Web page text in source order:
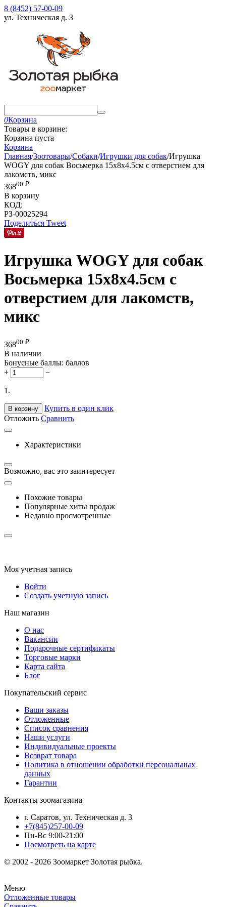
8 (8452) 57-00-09
ул. Техническая д. 3
0Корзина
Товары в корзине:
Корзина пуста
Корзина
Главная/Зоотовары/Собаки/Игрушки для собак/Игрушка
WOGY для собак Восьмерка 15х8х4.5см с отверстием для
лакомств, микс
36800 ₽
В корзину
КОД:
РЗ-00025294
Поделиться Tweet
Игрушка WOGY для собак
Восьмерка 15х8х4.5см с
отверстием для лакомств,
микс
36800 ₽
В наличии
Бонусные баллы: баллов
+
−
1.
В корзину
Купить в один клик
Отложить Сравнить
Характеристики
Возможно, вас это заинтересует
Похожие товары
Популярные хиты продаж
Недавно просмотренные
Моя учетная запись
Войти
Создать учетную запись
Наш магазин
О нас
Вакансии
Подарочные сертификаты
Торговые марки
Карта сайта
Блог
Покупательский сервис
Ваши заказы
Отложенные
Список сравнения
Наши услуги
Индивидуальные проекты
Возврат товара
Политика в отношении обработки персональных
данных
Гарантии
Контакты зоомагазина
г. Саратов, ул. Техническая д. 3
+7(845)257-00-09
Пн-Вс 9:00-21:00
Посмотреть на карте
© 2002 - 2026 Зоомаркет Золотая рыбка.
Меню
Отложенные товары